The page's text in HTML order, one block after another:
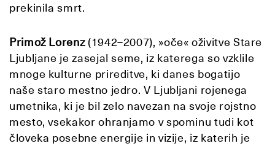
prekinila smrt.
Primož Lorenz(1942–2007), »oče« oživitve Stare
Ljubljane je zasejal seme, iz katerega so vzklile
mnoge kulturne prireditve, ki danes bogatijo
naše staro mestno jedro. V Ljubljani rojenega
umetnika, ki je bil zelo navezan na svoje rojstno
mesto, vsekakor ohranjamo v spominu tudi kot
človeka posebne energije in vizije, iz katerih je